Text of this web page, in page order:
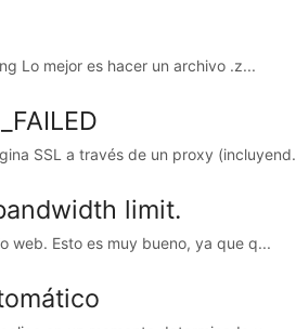
Lo mejor es hacer un archivo .z...
SSL a través de un proxy
limit.
web. Esto es muy bueno, ya que q...